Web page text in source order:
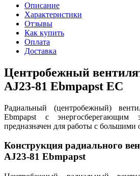
Описание
Характеристики
Отзывы
Как купить
Оплата
Доставка
Центробежный
AJ23-81 Ebmpapst EC
Радиальный (центробежный)
Ebmpapst с энергосберегающим
предназначен для работы с большими
Конструкция радиального
AJ23-81 Ebmpapst